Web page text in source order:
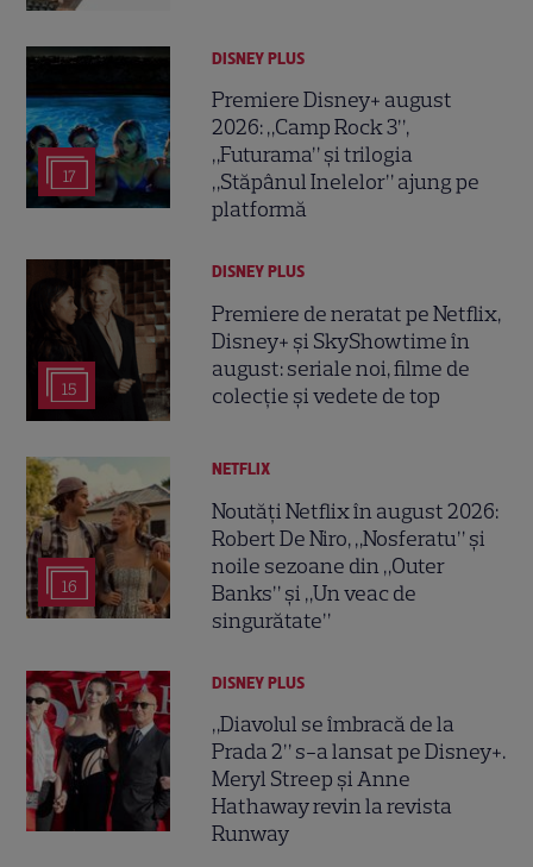
17
DISNEY PLUS
Premiere Disney+ august
2026: „Camp Rock 3”,
„Futurama” și trilogia
„Stăpânul Inelelor” ajung pe
platformă
15
DISNEY PLUS
Premiere de neratat pe Netflix,
Disney+ și SkyShowtime în
august: seriale noi, filme de
colecție și vedete de top
16
NETFLIX
Noutăți Netflix în august 2026:
Robert De Niro, „Nosferatu” și
noile sezoane din „Outer
Banks” și „Un veac de
singurătate”
DISNEY PLUS
„Diavolul se îmbracă de la
Prada 2” s-a lansat pe Disney+.
Meryl Streep și Anne
Hathaway revin la revista
Runway